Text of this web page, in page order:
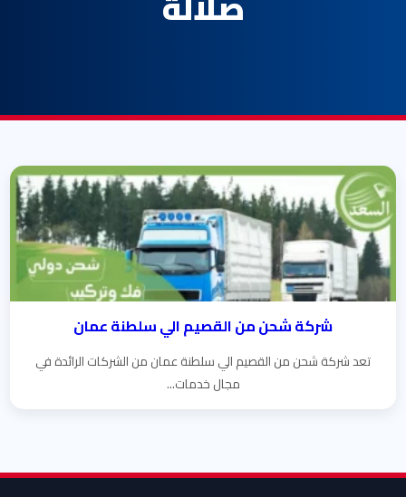
شركة شحن من القصيم الي سلطنة عمان
تعد شركة شحن من القصيم الي سلطنة عمان من الشركات الرائدة في
مجال خدمات...